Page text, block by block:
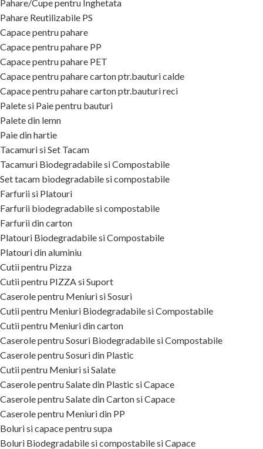
Pahare/Cupe pentru Inghetata
Pahare Reutilizabile PS
Capace pentru pahare
Capace pentru pahare PP
Capace pentru pahare PET
Capace pentru pahare carton ptr.bauturi calde
Capace pentru pahare carton ptr.bauturi reci
Palete si Paie pentru bauturi
Palete din lemn
Paie din hartie
Tacamuri si Set Tacam
Tacamuri Biodegradabile si Compostabile
Set tacam biodegradabile si compostabile
Farfurii si Platouri
Farfurii biodegradabile si compostabile
Farfurii din carton
Platouri Biodegradabile si Compostabile
Platouri din aluminiu
Cutii pentru Pizza
Cutii pentru PIZZA si Suport
Caserole pentru Meniuri si Sosuri
Cutii pentru Meniuri Biodegradabile si Compostabile
Cutii pentru Meniuri din carton
Caserole pentru Sosuri Biodegradabile si Compostabile
Caserole pentru Sosuri din Plastic
Cutii pentru Meniuri si Salate
Caserole pentru Salate din Plastic si Capace
Caserole pentru Salate din Carton si Capace
Caserole pentru Meniuri din PP
Boluri si capace pentru supa
Boluri Biodegradabile si compostabile si Capace